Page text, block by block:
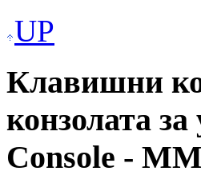
UP
Клавишни
конзолата
Console -